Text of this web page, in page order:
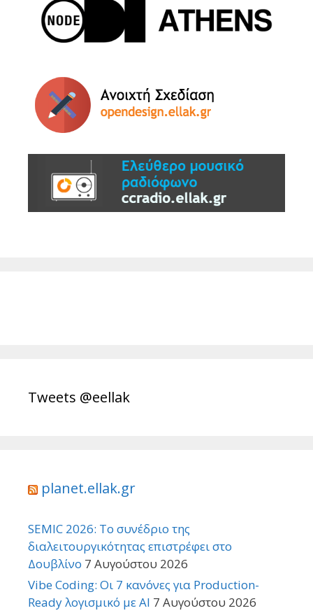
Tweets @eellak
planet.ellak.gr
SEMIC 2026: Το συνέδριο της
διαλειτουργικότητας επιστρέφει στο
Δουβλίνο 7 Αυγούστου 2026
Vibe Coding: Οι 7 κανόνες για Production-
Ready λογισμικό με AI 7 Αυγούστου 2026